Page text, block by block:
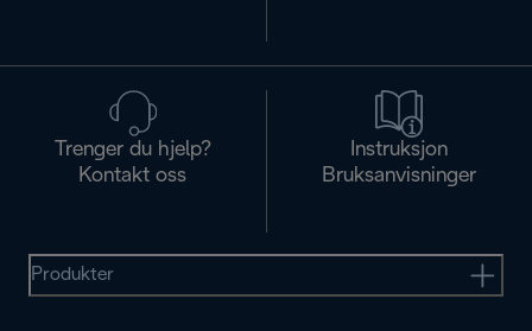
Trenger du hjelp?
Kontakt oss
Instruksjon
Bruksanvisninger
Produkter